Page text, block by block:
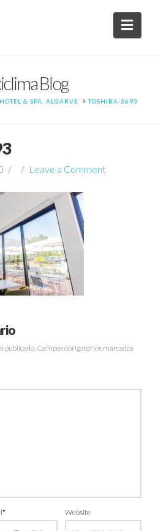
Blog
& SPA, ALGARVE TOSHIBA-3693
Leave a Comment
publicado. Campos obrigatórios marcados
* Website